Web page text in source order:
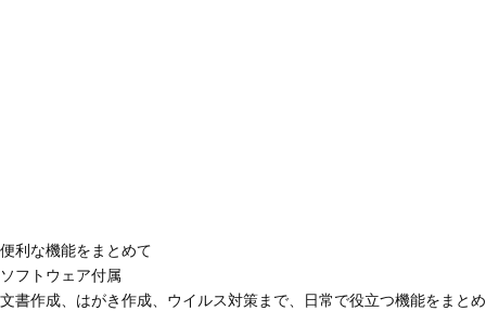
便利な機能をまとめて
ソフトウェア付属
文書作成、はがき作成、ウイルス対策まで、日常で役立つ機能をまと